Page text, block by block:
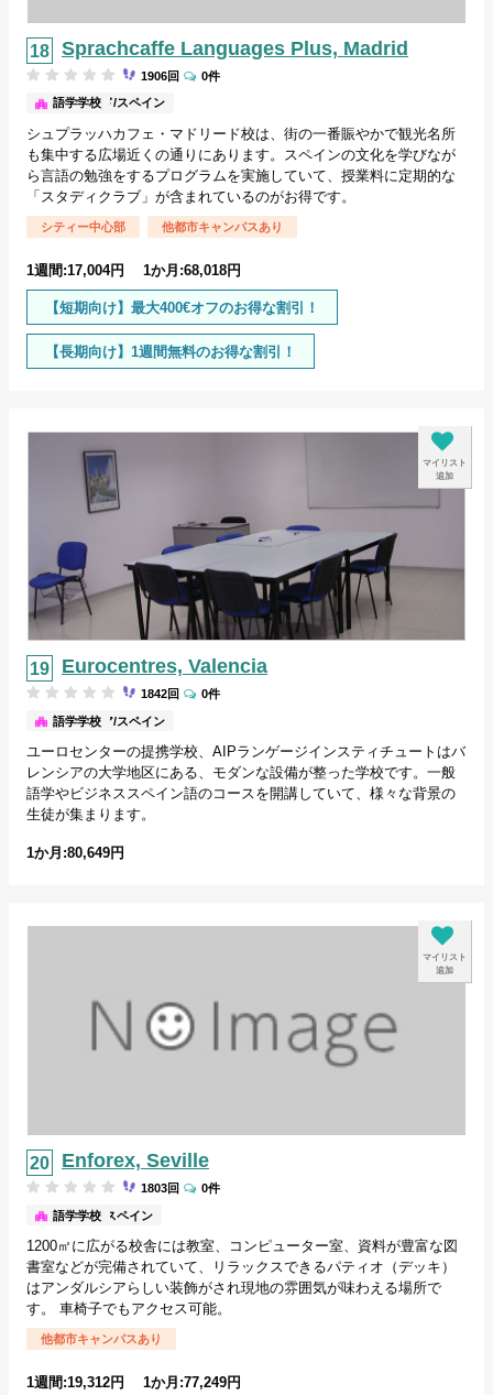
Sprachcaffe Languages Plus, Madrid
マドリード/スペイン
語学学校
1906回 0件
シュプラッハカフェ・マドリード校は、街の一番賑やかで観光名所
も集中する広場近くの通りにあります。スペインの文化を学びなが
ら言語の勉強をするプログラムを実施していて、授業料に定期的な
「スタディクラブ」が含まれているのがお得です。
シティー中心部 他都市キャンパスあり
1週間:17,004円 1か月:68,018円
【短期向け】最大400€オフのお得な割引！
【長期向け】1週間無料のお得な割引！
マイリスト
追加
Eurocentres, Valencia
バレンシア/スペイン
語学学校
1842回 0件
ユーロセンターの提携学校、AIPランゲージインスティチュートはバ
レンシアの大学地区にある、モダンな設備が整った学校です。一般
語学やビジネススペイン語のコースを開講していて、様々な背景の
生徒が集まります。
1か月:80,649円
マイリスト
追加
Enforex, Seville
セビリア/スペイン
語学学校
1803回 0件
1200㎡に広がる校舎には教室、コンピューター室、資料が豊富な図
書室などが完備されていて、リラックスできるパティオ（デッキ）
はアンダルシアらしい装飾がされ現地の雰囲気が味わえる場所で
す。 車椅子でもアクセス可能。
他都市キャンパスあり
1週間:19,312円 1か月:77,249円